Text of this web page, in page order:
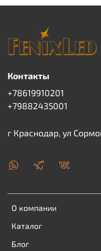
О компании
Каталог
Блог
Контакты
+78619910201
+79882435001
г Краснодар, ул